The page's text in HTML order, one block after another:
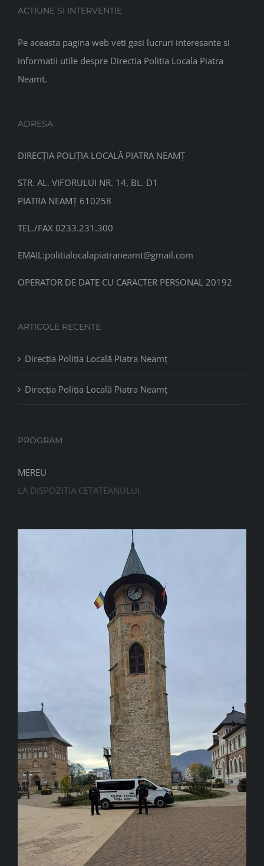
ACTIUNE SI INTERVENTIE
Pe aceasta pagina web veti gasi lucruri interesante si
informatii utile despre Directia Politia Locala Piatra
Neamt.
ADRESA
DIRECȚIA POLIȚIA LOCALĂ PIATRA NEAMȚ
STR. AL. VIFORULUI NR. 14, BL. D1
PIATRA NEAMȚ 610258
TEL./FAX 0233.231.300
EMAIL:politialocalapiatraneamt@gmail.com
OPERATOR DE DATE CU CARACTER PERSONAL 20192
ARTICOLE RECENTE
Direcția Poliția Locală Piatra Neamț
Direcția Poliția Locală Piatra Neamț
PROGRAM
MEREU
LA DISPOZITIA CETATEANULUI